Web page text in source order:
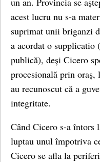
acest lucru nu s-a
suprimat unii briganzi
a acordat o supplicatio
publică), deși Cicero
procesională prin oraș,
au recunoscut că a
integritate.
Când Cicero s-a întors
luptau unul împotriva
Cicero se afla la